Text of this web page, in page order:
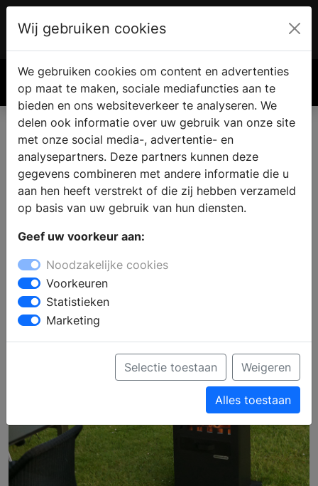
€ 0.00
Wij gebruiken cookies
We gebruiken cookies om content en advertenties
op maat te maken, sociale mediafuncties aan te
bieden en ons websiteverkeer te analyseren. We
delen ook informatie over uw gebruik van onze site
met onze social media-, advertentie- en
analysepartners. Deze partners kunnen deze
gegevens combineren met andere informatie die u
aan hen heeft verstrekt of die zij hebben verzameld
op basis van uw gebruik van hun diensten.
Geef uw voorkeur aan:
Noodzakelijke cookies
Voorkeuren
Statistieken
Marketing
Selectie toestaan Weigeren
Alles toestaan